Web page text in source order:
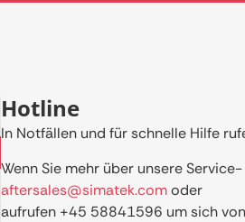
Hotline
In Notfällen und für schnelle Hilfe
Wenn Sie mehr über unsere
aftersales@simatek.comoder
aufrufen +45 58841596 um sich